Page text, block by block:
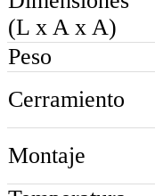
(L x A x A)
Peso
Cerramiento
Montaje